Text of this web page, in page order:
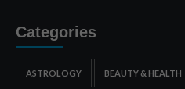
Categories
ASTROLOGY BEAUTY & HEALTH